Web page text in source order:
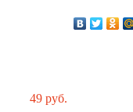
49 руб.